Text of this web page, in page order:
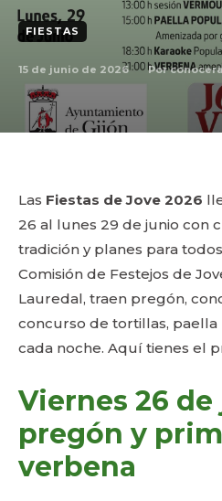
FIESTAS
15 de junio de 2026 Por
Las Fiestas de Jove 2026
26 al lunes 29 de junio con
tradición y planes para
Comisión de Festejos de
Lauredal, traen pregón,
concurso de tortillas,
cada noche. Aquí tienes el
Viernes 26
pregón y
verbena